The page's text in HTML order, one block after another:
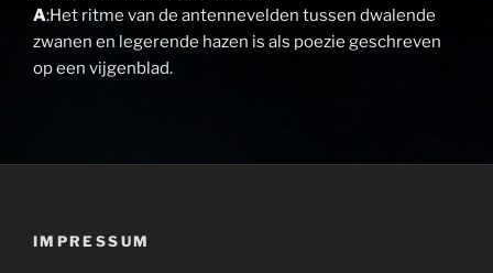
A:Het ritme van de antennevelden tussen dwalende
zwanen en legerende hazen is als poezie geschreven
op een vijgenblad.
IMPRESSUM